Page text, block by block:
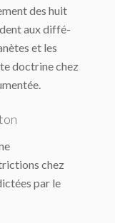
des huit
aux diffé­
et les
doctrine chez
chez
par le